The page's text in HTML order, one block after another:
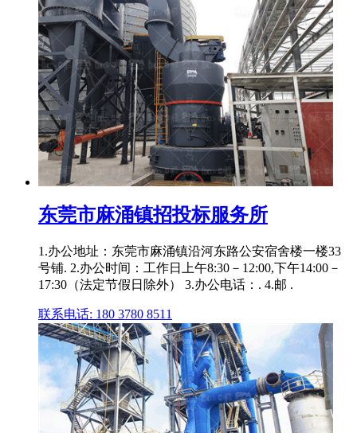
东莞市麻涌镇招投标服务所
1.办公地址：东莞市麻涌镇沿河东路公安宿舍楼一楼33
号铺. 2.办公时间：工作日上午8:30－12:00,下午14:00－
17:30（法定节假日除外） 3.办公电话：. 4.邮 .
联系电话: 180 3780 8511